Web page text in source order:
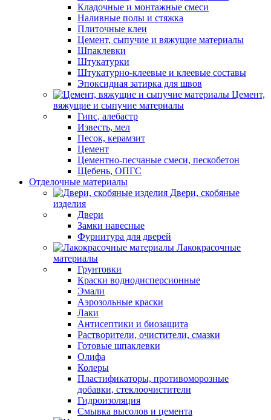
Кладочные и монтажные смеси
Наливные полы и стяжка
Плиточные клеи
Цемент, сыпучие и вяжущие материалы
Шпаклевки
Штукатурки
Штукатурно-клеевые и клеевые составы
Эпоксидная затирка для швов
Цемент,
вяжущие и сыпучие материалы
Гипс, алебастр
Известь, мел
Песок, керамзит
Цемент
Цементно-песчаные смеси, пескобетон
Щебень, ОПГС
Отделочные материалы
Двери, скобяные
изделия
Двери
Замки навесные
Фурнитура для дверей
Лакокрасочные
материалы
Грунтовки
Краски воднодисперсионные
Эмали
Аэрозольные краски
Лаки
Антисептики и биозащита
Растворители, очистители, смазки
Готовые шпаклевки
Олифа
Колеры
Пластификаторы, противоморозные
добавки, стеклоочистители
Гидроизоляция
Смывка высолов и цемента